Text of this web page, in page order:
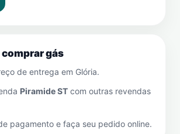
gás
de entrega em Glória.
Piramide ST com outras revendas
pagamento e faça seu pedido online.